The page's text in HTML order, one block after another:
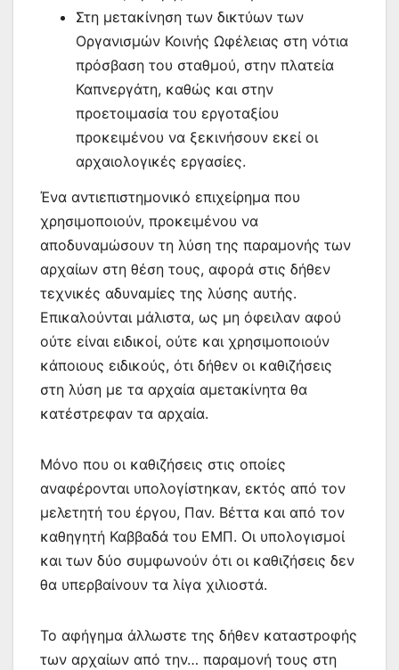
Στη μετακίνηση των δικτύων των
Οργανισμών Κοινής Ωφέλειας στη νότια
πρόσβαση του σταθμού, στην πλατεία
Καπνεργάτη, καθώς και στην
προετοιμασία του εργοταξίου
προκειμένου να ξεκινήσουν εκεί οι
αρχαιολογικές εργασίες.
Ένα αντιεπιστημονικό επιχείρημα που
χρησιμοποιούν, προκειμένου να
αποδυναμώσουν τη λύση της παραμονής των
αρχαίων στη θέση τους, αφορά στις δήθεν
τεχνικές αδυναμίες της λύσης αυτής.
Επικαλούνται μάλιστα, ως μη όφειλαν αφού
ούτε είναι ειδικοί, ούτε και χρησιμοποιούν
κάποιους ειδικούς, ότι δήθεν οι καθιζήσεις
στη λύση με τα αρχαία αμετακίνητα θα
κατέστρεφαν τα αρχαία.
Μόνο που οι καθιζήσεις στις οποίες
αναφέρονται υπολογίστηκαν, εκτός από τον
μελετητή του έργου, Παν. Βέττα και από τον
καθηγητή Καββαδά του ΕΜΠ. Οι υπολογισμοί
και των δύο συμφωνούν ότι οι καθιζήσεις δεν
θα υπερβαίνουν τα λίγα χιλιοστά.
Το αφήγημα άλλωστε της δήθεν καταστροφής
των αρχαίων από την… παραμονή τους στη